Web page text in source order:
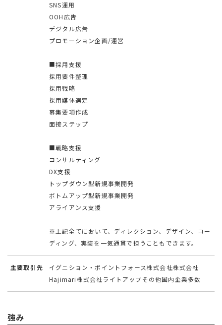
SNS運用
OOH広告
デジタル広告
プロモーション企画/運営
■採用支援
採用要件整理
採用戦略
採用媒体選定
募集要項作成
面接ステップ
■戦略支援
コンサルティング
DX支援
トップダウン型新規事業開発
ボトムアップ型新規事業開発
アライアンス支援
※上記全てにおいて、ディレクション、デザイン、コー
ディング、実装を一気通貫で担うこともできます。
主要取引先
イグニション・ポイントフォース株式会社株式会社
Hajimari株式会社ライトアップその他国内企業多数
強み